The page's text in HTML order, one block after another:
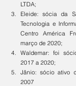
LTDA;
Eleide: sócia da
Tecnologia e
Centro América
março de 2020;
Waldemar: foi
2017 a 2020;
Jânio: sócio ativo
2007